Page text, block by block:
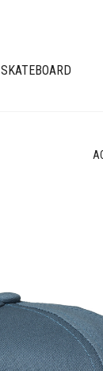
SKATEBOARD